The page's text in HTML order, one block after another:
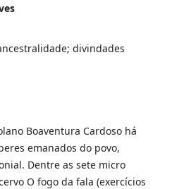
divindades
Boaventura Cardoso há
emanados do povo,
Dentre as sete micro
O fogo da fala (exercícios